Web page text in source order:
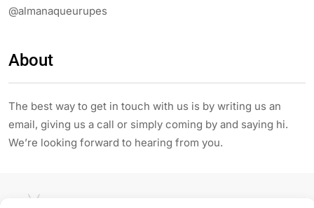
@almanaqueurupes
About
The best way to get in touch with us is by writing us an
email, giving us a call or simply coming by and saying hi.
We’re looking forward to hearing from you.